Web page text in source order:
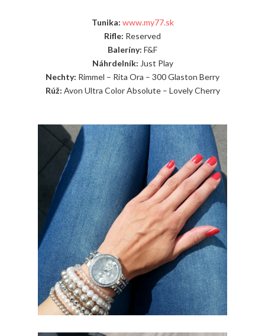
Tunika: www.my77.sk
Rifle: Reserved
Baleríny: F&F
Náhrdelník: Just Play
Nechty: Rimmel – Rita Ora – 300 Glaston Berry
Rúž: Avon Ultra Color Absolute – Lovely Cherry